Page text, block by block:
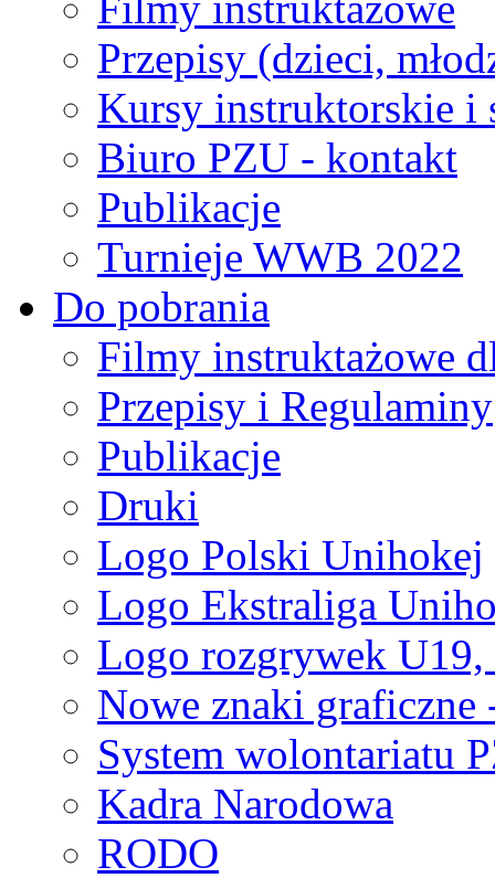
Przepisy (dzieci,
Kursy instruktorskie i
Biuro PZU - kontakt
Publikacje
Turnieje WWB 2022
Do pobrania
Filmy instruktażowe
Przepisy i Regulaminy
Publikacje
Druki
Logo Polski Unihokej
Logo Ekstraliga
Logo rozgrywek
Nowe znaki graficzne
System wolontariatu
Kadra Narodowa
RODO